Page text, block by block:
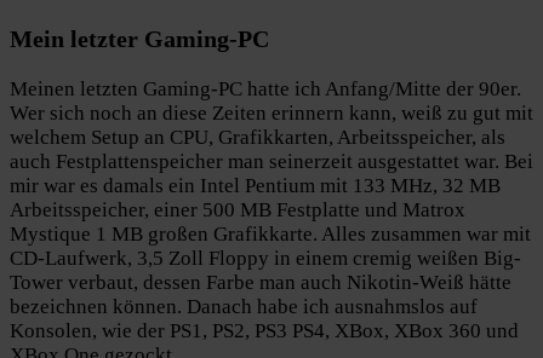
Mein letzter Gaming-PC
Meinen letzten Gaming-PC hatte ich Anfang/Mitte der 90er.
Wer sich noch an diese Zeiten erinnern kann, weiß zu gut mit
welchem Setup an CPU, Grafikkarten, Arbeitsspeicher, als
auch Festplattenspeicher man seinerzeit ausgestattet war. Bei
mir war es damals ein Intel Pentium mit 133 MHz, 32 MB
Arbeitsspeicher, einer 500 MB Festplatte und Matrox
Mystique 1 MB großen Grafikkarte. Alles zusammen war mit
CD-Laufwerk, 3,5 Zoll Floppy in einem cremig weißen Big-
Tower verbaut, dessen Farbe man auch Nikotin-Weiß hätte
bezeichnen können. Danach habe ich ausnahmslos auf
Konsolen, wie der PS1, PS2, PS3 PS4, XBox, XBox 360 und